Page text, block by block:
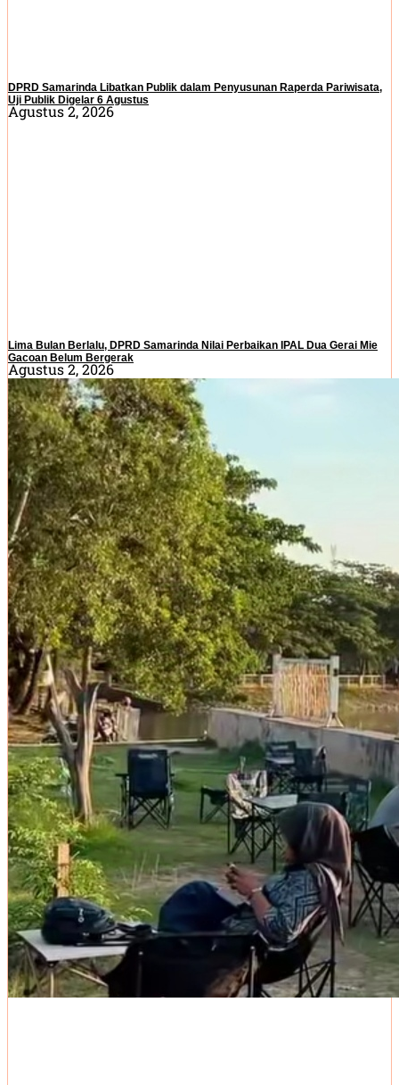
DPRD Samarinda Libatkan Publik dalam Penyusunan Raperda Pariwisata,
Uji Publik Digelar 6 Agustus
Agustus 2, 2026
Lima Bulan Berlalu, DPRD Samarinda Nilai Perbaikan IPAL Dua Gerai Mie
Gacoan Belum Bergerak
Agustus 2, 2026